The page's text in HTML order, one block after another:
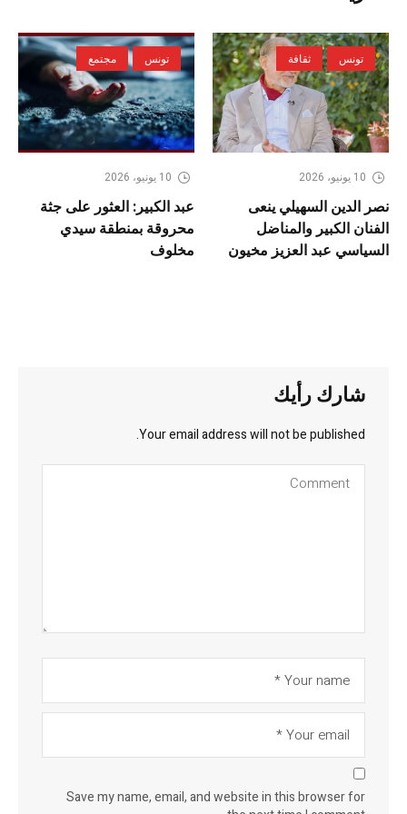
تونس ثقافة
10 يونيو، 2026
نصر الدين السهيلي ينعى
الفنان الكبير والمناضل
السياسي عبد العزيز مخيون
تونس مجتمع
10 يونيو، 2026
عبد الكبير: العثور على جثة
محروقة بمنطقة سيدي
مخلوف
شارك رأيك
Your email address will not be published.
Save my name, email, and website in this browser for